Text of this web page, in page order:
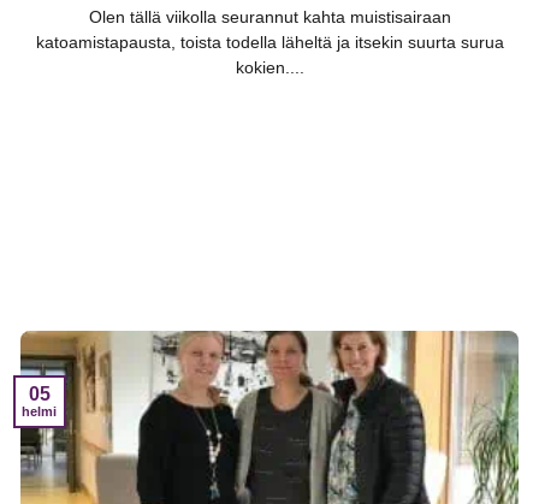
Olen tällä viikolla seurannut kahta muistisairaan
katoamistapausta, toista todella läheltä ja itsekin suurta surua
kokien....
05
helmi